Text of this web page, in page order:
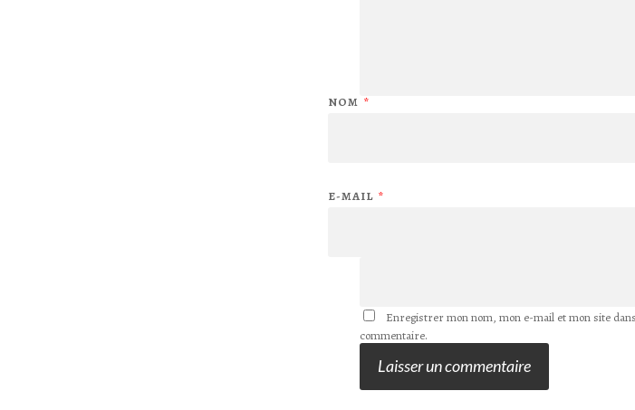
NOM *
E-MAIL *
Enregistrer mon nom, mon e-mail et mon site
commentaire.